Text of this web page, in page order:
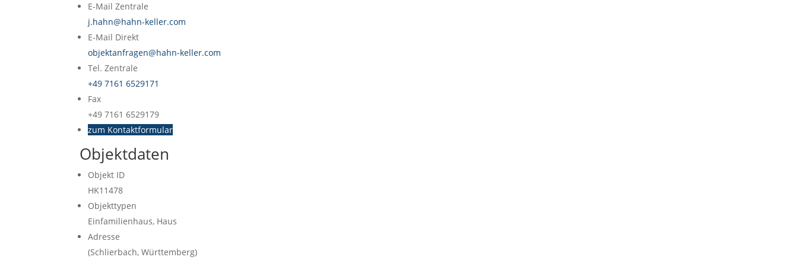
E-Mail Zentrale
j.hahn@hahn-keller.com
E-Mail Direkt
objektanfragen@hahn-keller.com
Tel. Zentrale
+49 7161 6529171
Fax
+49 7161 6529179
zum Kontaktformular
Objektdaten
Objekt ID
HK11478
Objekttypen
Einfamilienhaus, Haus
Adresse
(Schlierbach, Württemberg)